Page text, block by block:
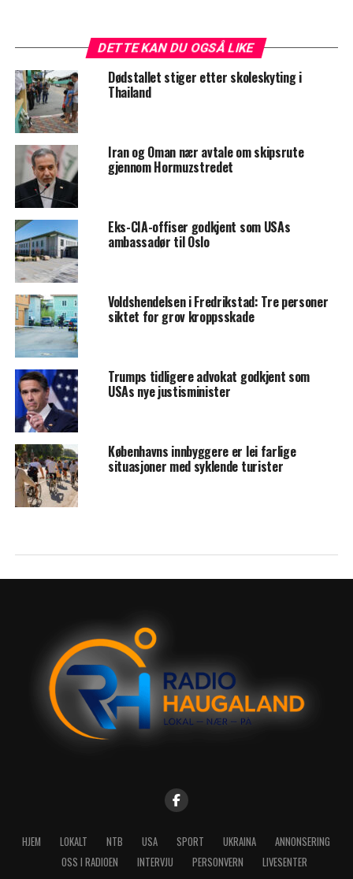
DETTE KAN DU OGSÅ LIKE
Dødstallet stiger etter skoleskyting i
Thailand
Iran og Oman nær avtale om skipsrute
gjennom Hormuzstredet
Eks-CIA-offiser godkjent som USAs
ambassadør til Oslo
Voldshendelsen i Fredrikstad: Tre personer
siktet for grov kroppsskade
Trumps tidligere advokat godkjent som
USAs nye justisminister
Københavns innbyggere er lei farlige
situasjoner med syklende turister
HJEM LOKALT NTB USA SPORT UKRAINA
ANNONSERING
OSS I RADIOEN
INTERVJU PERSONVERN LIVESENTER